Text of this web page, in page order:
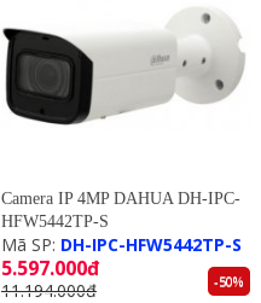
Camera IP 4MP DAHUA DH-IPC-
HFW5442TP-S
Mã SP: DH-IPC-HFW5442TP-S
5.597.000đ
11.194.000đ -50%